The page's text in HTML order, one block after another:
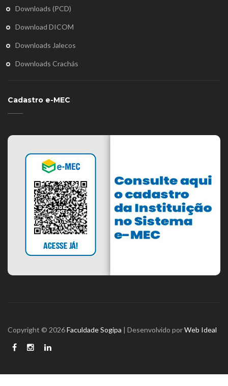
Downloads (PCD)
Download DICOM
Downloads Jalecos
Downloads Crachás
Cadastro e-MEC
Copyright © 2026Faculdade Sogipa | Desenvolvido porWeb Ideal